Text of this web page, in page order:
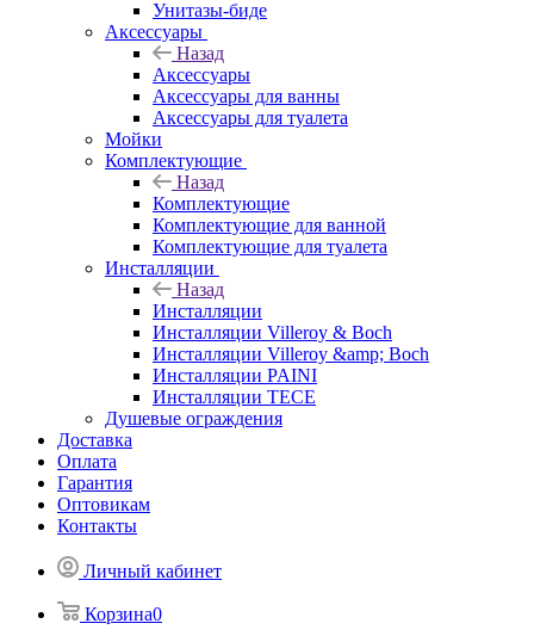
Унитазы-биде
Аксессуары
Назад
Аксессуары
Аксессуары для ванны
Аксессуары для туалета
Мойки
Комплектующие
Назад
Комплектующие
Комплектующие для ванной
Комплектующие для туалета
Инсталляции
Назад
Инсталляции
Инсталляции Villeroy & Boch
Инсталляции Villeroy &amp; Boch
Инсталляции PAINI
Инсталляции TECE
Душевые ограждения
Доставка
Оплата
Гарантия
Оптовикам
Контакты
Личный кабинет
Корзина0